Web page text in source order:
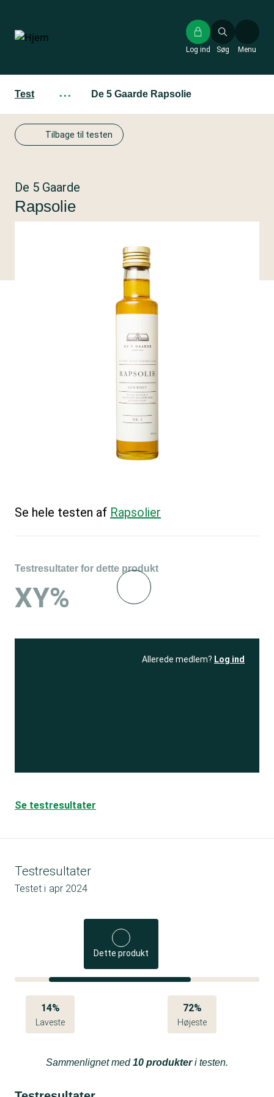
hovedindhold
Søg
Log ind Menu
Test ··· De 5 Gaarde Rapsolie
Tilbage til testen
De 5 Gaarde
Rapsolie
Se hele testen af Rapsolier
Testresultater for dette produkt
XY%
Allerede medlem? Log ind
Se testresultater
Testresultater
Testet i apr 2024
Dette produkt
14%
Laveste
72%
Højeste
Sammenlignet med10 produkteri testen.